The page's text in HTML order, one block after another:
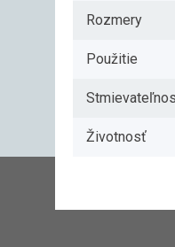
Rozmery
Použitie
Životnosť